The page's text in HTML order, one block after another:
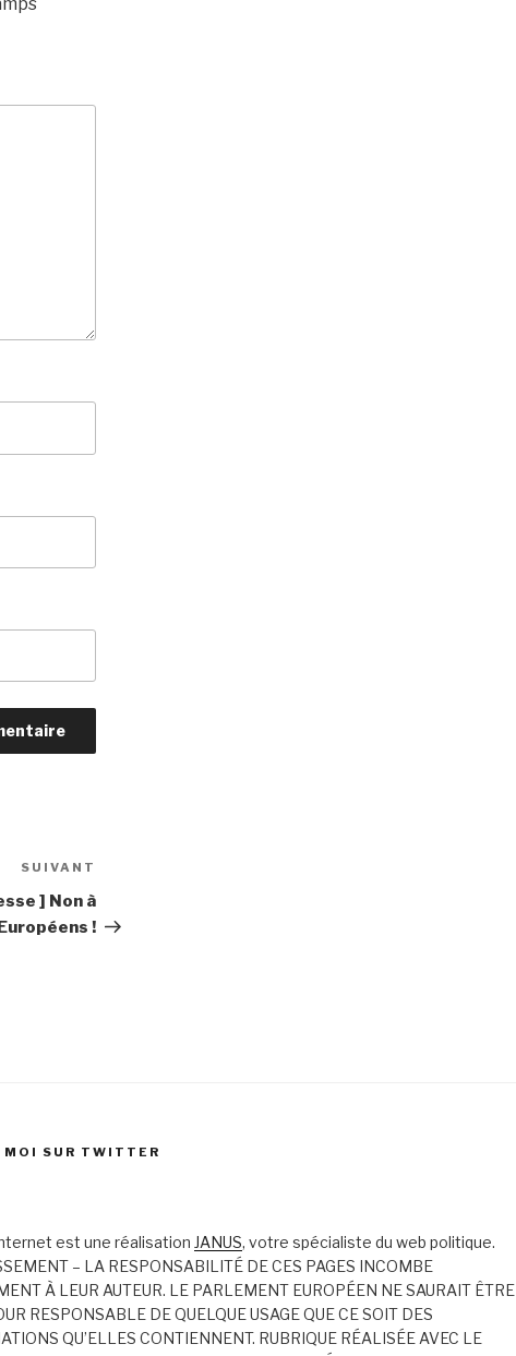
SUIVANT
] Non à
!
MOI SUR TWITTER
est une réalisation JANUS, votre spécialiste du web politique.
– LA RESPONSABILITÉ DE CES PAGES INCOMBE
À LEUR AUTEUR. LE PARLEMENT EUROPÉEN NE SAURAIT ÊTRE
RESPONSABLE DE QUELQUE USAGE QUE CE SOIT DES
QU’ELLES CONTIENNENT. RUBRIQUE RÉALISÉE AVEC LE